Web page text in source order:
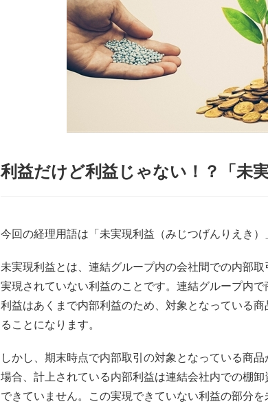
利益だけど利益じゃない！？「未実
今回の経理用語は「未実現利益（みじつげんりえき）
未実現利益とは、連結グループ内の会社間での内部
実現されていない利益のことです。連結グループ内
利益はあくまで内部利益のため、対象となっている
ることになります。
しかし、期末時点で内部取引の対象となっている商
場合、計上されている内部利益は連結会社内での棚
できていません。この実現できていない利益の部分を